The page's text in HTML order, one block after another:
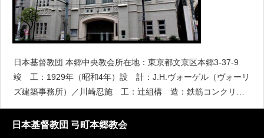
日本基督教団 本郷中央教会所在地：東京都文京区本郷3-37-9
竣 工：1929年（昭和4年）設 計：J.H.ヴォーゲル（ヴォーリ
ズ建築事務所）／川崎忍施 工：辻組構 造：鉄筋コンクリー
ト造三階建塔屋付（塔屋は５階建て）登録有形文化財指定：199
8年（平成10年）12月11日
日本基督教団 弓町本郷教会